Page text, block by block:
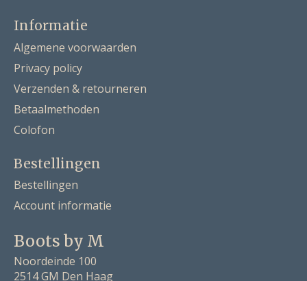
Informatie
Algemene voorwaarden
Privacy policy
Verzenden & retourneren
Betaalmethoden
Colofon
Bestellingen
Bestellingen
Account informatie
Boots by M
Noordeinde 100
2514 GM Den Haag